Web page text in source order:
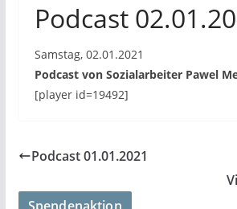
Podcast
Samstag, 02.01.2021
Podcast von Sozialarbeiter Pawel
[player id=19492]
Podcast 01.01.2021